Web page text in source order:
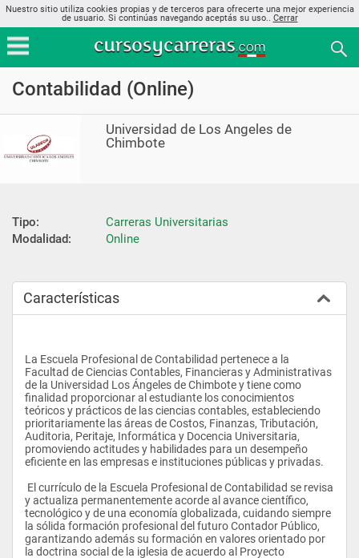
Nuestro sitio utiliza cookies propias y de terceros para ofrecerte una mejor experiencia
de usuario. Si continúas navegando aceptás su uso.. Cerrar
Contabilidad (Online)
Universidad de Los Angeles de
Chimbote
Tipo:
Carreras Universitarias
Modalidad:
Online
Características
La Escuela Profesional de Contabilidad pertenece a la
Facultad de Ciencias Contables, Financieras y Administrativas
de la Universidad Los Ángeles de Chimbote y tiene como
finalidad proporcionar al estudiante los conocimientos
teóricos y prácticos de las ciencias contables, estableciendo
prioritariamente las áreas de Costos, Finanzas, Tributación,
Auditoria, Peritaje, Informática y Docencia Universitaria,
promoviendo actitudes y habilidades para un desempeño
eficiente en las empresas e instituciones públicas y privadas.
y actualiza permanentemente acorde al avance científico,
tecnológico y de una economía globalizada, cuidando siempre
la sólida formación profesional del futuro Contador Público,
garantizando además su formación en valores orientado por
la doctrina social de la iglesia de acuerdo al Proyecto